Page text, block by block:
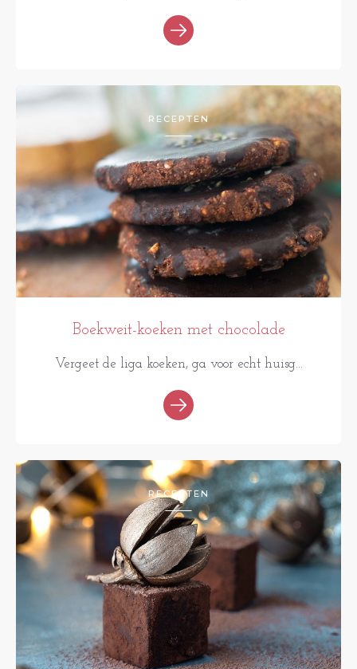
RECEPTEN
Boekweit-koeken met chocolade
Vergeet de liga koeken, ga voor echt huisg...
RECEPTEN